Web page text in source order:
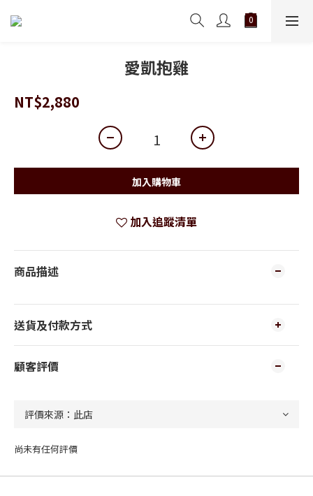
愛凱抱雞
NT$2,880
加入購物車
加入追蹤清單
商品描述
送貨及付款方式
顧客評價
尚未有任何評價